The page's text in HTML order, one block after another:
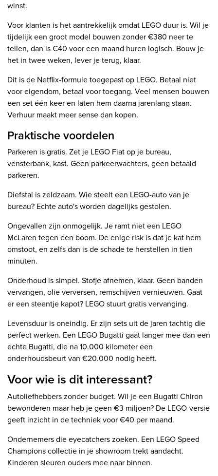
winst.
Voor klanten is het aantrekkelijk omdat LEGO duur is. Wil je
tijdelijk een groot model bouwen zonder €380 neer te
tellen, dan is €40 voor een maand huren logisch. Bouw je
het in twee weken, lever je terug, klaar.
Dit is de Netflix-formule toegepast op LEGO. Betaal niet
voor eigendom, betaal voor toegang. Veel mensen bouwen
een set één keer en laten hem daarna jarenlang staan.
Verhuur maakt meer sense dan kopen.
Praktische voordelen
Parkeren is gratis. Zet je LEGO Fiat op je bureau,
vensterbank, kast. Geen parkeerwachters, geen betaald
parkeren.
Diefstal is zeldzaam. Wie steelt een LEGO-auto van je
bureau? Echte auto's worden dagelijks gestolen.
Ongevallen zijn onmogelijk. Je ramt niet een LEGO
McLaren tegen een boom. De enige risk is dat je kat hem
omstoot, en zelfs dan is de schade te herstellen in tien
minuten.
Onderhoud is simpel. Stofje afnemen, klaar. Geen banden
vervangen, olie verversen, remschijven vernieuwen. Gaat
er een steentje kapot? LEGO stuurt gratis vervanging.
Levensduur is oneindig. Er zijn sets uit de jaren tachtig die
perfect werken. Een LEGO Bugatti gaat langer mee dan een
echte Bugatti, die na 10.000 kilometer een
onderhoudsbeurt van €20.000 nodig heeft.
Voor wie is dit interessant?
Autoliefhebbers zonder budget. Wil je een Bugatti Chiron
bewonderen maar heb je geen €3 miljoen? De LEGO-versie
geeft inzicht in de techniek voor €40 per maand.
Ondernemers die eyecatchers zoeken. Een LEGO Speed
Champions collectie in je showroom trekt aandacht.
Kinderen sleuren ouders mee naar binnen.